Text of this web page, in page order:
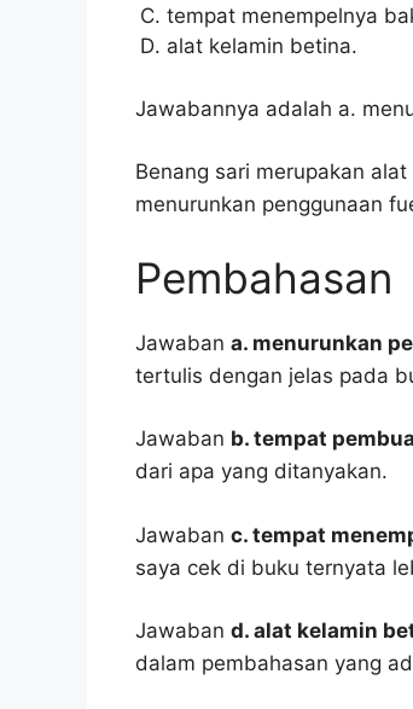
tempat menempelnya
alat kelamin betina.
Jawabannya adalah a.
Benang sari merupakan
menurunkan penggunaan
Pembahasan
Jawaban a. menurunkan
tertulis dengan jelas pada
Jawaban b. tempat
dari apa yang ditanyakan.
Jawaban c. tempat
saya cek di buku ternyata
Jawaban d. alat kelamin
dalam pembahasan yang